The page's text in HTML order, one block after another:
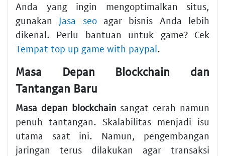
Anda yang ingin mengoptimalkan situs,
gunakan Jasa seoagar bisnis Anda lebih
dikenal. Perlu bantuan untuk game? Cek
Tempat top up game with paypal.
Masa Depan Blockchain dan
Tantangan Baru
Masa depan blockchain sangat cerah namun
penuh tantangan. Skalabilitas menjadi isu
utama saat ini. Namun, pengembangan
jaringan terus dilakukan agar transaksi